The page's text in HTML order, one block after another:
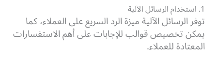
1. استخدام الرسائل الآلية
توفر الرسائل الآلية ميزة الرد السريع على العملاء، كما
يمكن تخصيص قوالب للإجابات على أهم الاستفسارات
المعتادة للعملاء.